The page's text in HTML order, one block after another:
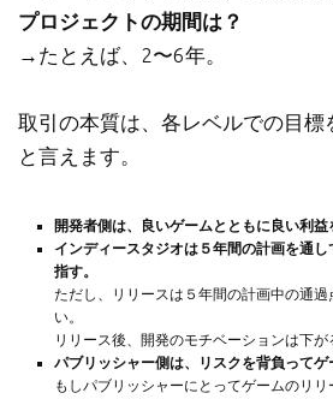
プロジェクトの期間は？
→たとえば、2〜6年。
取引の本質は、各レベルでの目標
と言えます。
開発者側は、良いゲームとともに良い利益
インディースタジオは５年間の計画を通
指す。
ただし、リリースは５年間の計画中の通
い。
リリース後、開発のモチベーションは下が
パブリッシャー側は、リスクを背負ってゲ
もしパブリッシャーにとってゲームのリ